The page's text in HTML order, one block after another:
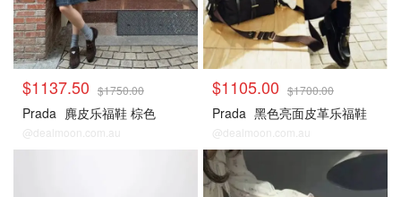
$1137.50 $1750.00
Prada 麂皮乐福鞋 棕色
@dealmoon.com.au
$1105.00 $1700.00
Prada 黑色亮面皮革乐福鞋
@dealmoon.com.au